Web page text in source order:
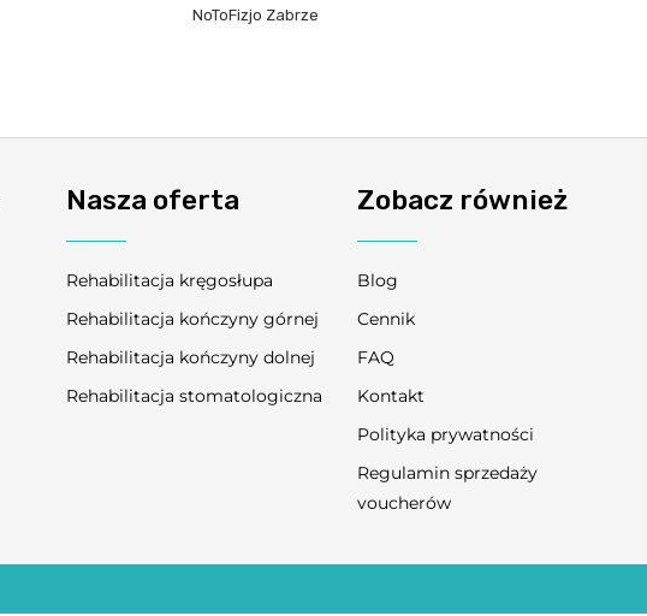
NoToFizjo Zabrze
Nasza oferta
Rehabilitacja kręgosłupa
Rehabilitacja kończyny górnej
Rehabilitacja kończyny dolnej
Rehabilitacja stomatologiczna
Zobacz również
Blog
Cennik
FAQ
Kontakt
Polityka prywatności
Regulamin sprzedaży
voucherów